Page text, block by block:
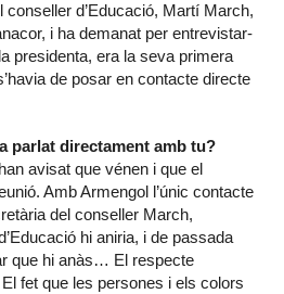
d’Educació, Martí March,
i ha demanat per entrevistar-
presidenta, era la seva primera
de posar en contacte directe
parlat directament amb tu?
avisat que vénen i que el
Amb Armengol l’únic contacte
del conseller March,
hi aniria, i de passada
que hi anàs… El respecte
fet que les persones i els colors